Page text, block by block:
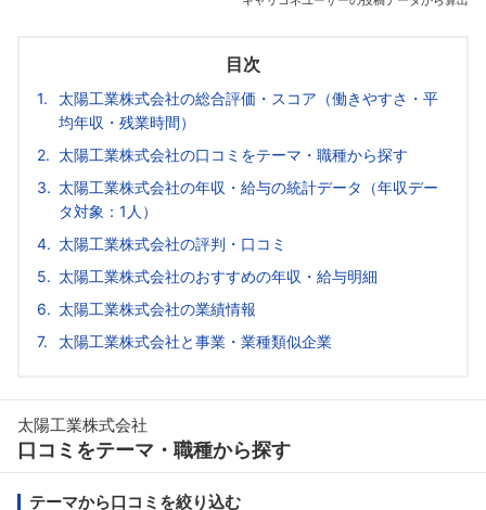
目次
太陽工業株式会社の総合評価・スコア（働きやすさ・平
均年収・残業時間）
太陽工業株式会社の口コミをテーマ・職種から探す
太陽工業株式会社の年収・給与の統計データ（年収デー
タ対象：1人）
太陽工業株式会社の評判・口コミ
太陽工業株式会社のおすすめの年収・給与明細
太陽工業株式会社の業績情報
太陽工業株式会社と事業・業種類似企業
太陽工業株式会社
口コミをテーマ・職種から探す
テーマから口コミを絞り込む